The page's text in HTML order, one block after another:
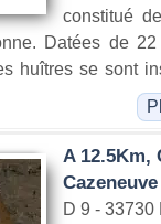
constitué
Datées de
huîtres se sont
A 12.5Km,
D 9 - 33730